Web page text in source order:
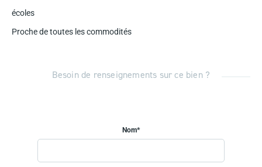
écoles
Proche de toutes les commodités
Besoin de renseignements sur ce bien ?
Nom*